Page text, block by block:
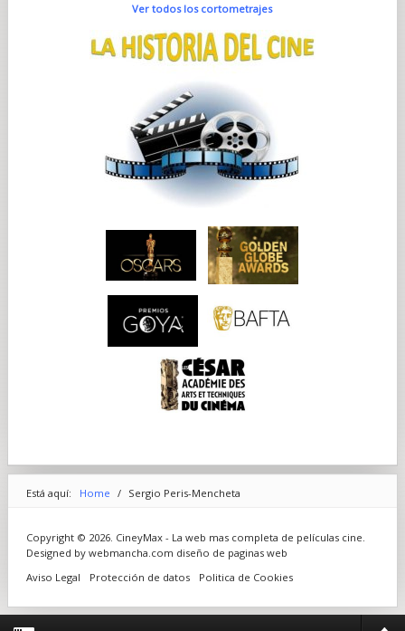
Ver todos los cortometrajes
Está aquí: Home / Sergio Peris-Mencheta
Copyright © 2026. CineyMax - La web mas completa de películas cine.
Designed by webmancha.com diseño de paginas web
Aviso Legal
Protección de datos Politica de Cookies